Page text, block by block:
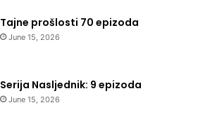
Tajne prošlosti 70 epizoda
June 15, 2026
Serija Nasljednik: 9 epizoda
June 15, 2026